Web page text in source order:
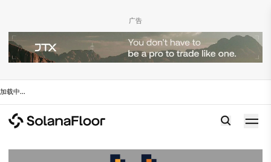
广告
加载中...